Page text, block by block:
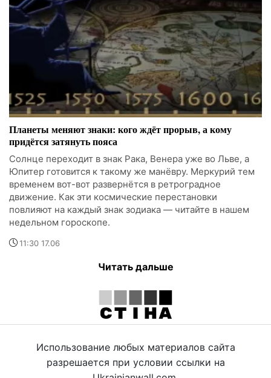
Планеты меняют знаки: кого ждёт прорыв, а кому
придётся затянуть пояса
Солнце переходит в знак Рака, Венера уже во Льве, а
Юпитер готовится к такому же манёвру. Меркурий тем
временем вот-вот развернётся в ретроградное
движение. Как эти космические перестановки
повлияют на каждый знак зодиака — читайте в нашем
недельном гороскопе.
11:30 17.06
Читать дальше
Использование любых материалов сайта
разрешается при условии ссылки на